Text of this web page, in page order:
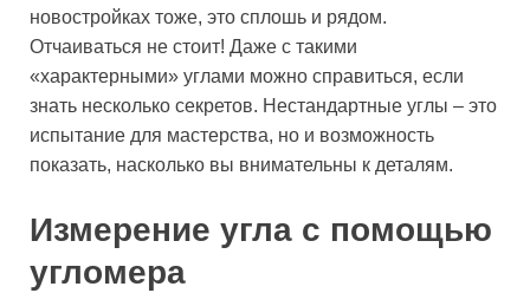
новостройках тоже, это сплошь и рядом.
Отчаиваться не стоит! Даже с такими
«характерными» углами можно справиться, если
знать несколько секретов. Нестандартные углы – это
испытание для мастерства, но и возможность
показать, насколько вы внимательны к деталям.
Измерение угла с помощью
угломера